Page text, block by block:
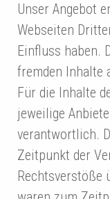
Unser Angebot
Webseiten
Einfluss haben.
fremden Inhalte
Für die Inhalte
jeweilige
verantwortlich.
Zeitpunkt der
Rechtsverstöße